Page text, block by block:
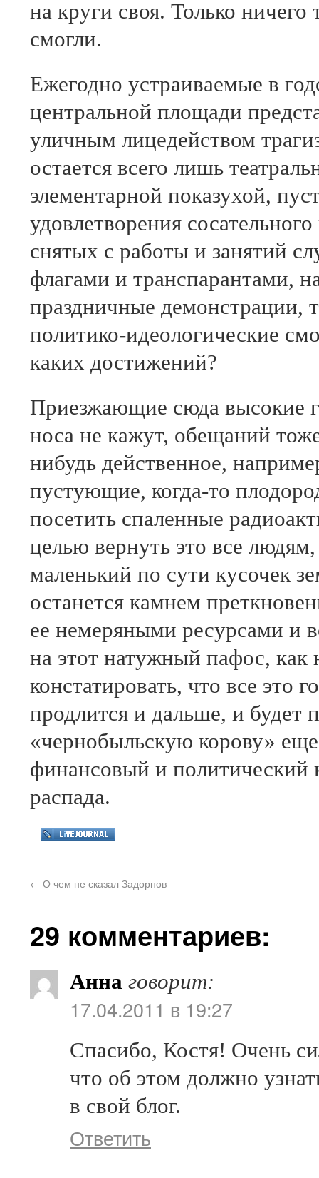
на круги своя. Только
смогли.
Ежегодно устраиваемые в
центральной площади
уличным лицедейством
остается всего лишь
элементарной показухой,
удовлетворения
снятых с работы и занятий
флагами и транспарантами,
праздничные демонстрации,
политико-идеологические
каких достижений?
Приезжающие сюда высокие
носа не кажут, обещаний
нибудь действенное,
пустующие, когда-то
посетить спаленные
целью вернуть это все
маленький по сути кусочек
останется камнем
ее немеряными ресурсами и
на этот натужный пафос, как
констатировать, что все это
продлится и дальше, и будет
«чернобыльскую корову»
финансовый и политический
распада.
← О чем не сказал Задорнов
29 комментариев:
Анна говорит:
17.04.2011 в 19:27
Спасибо, Костя! Очень
что об этом должно
в свой блог.
Ответить